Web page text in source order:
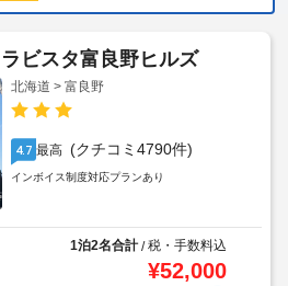
ビスタ富良野ヒルズ
北海道 > 富良野
4.7 最高 (クチコミ4790件)
インボイス制度対応プランあり
1泊2名合計/税・手数料込
¥52,000